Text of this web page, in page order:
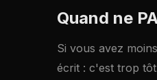
Quand ne
Si vous avez
écrit : c'est trop